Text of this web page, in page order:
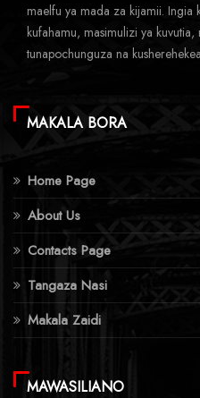
maelfu ya mada za kijamii. Ingia
kufahamu, masimulizi ya
tunapochunguza na
MAKALA BORA
Home Page
About Us
Contacts Page
Tangaza Nasi
Makala Zaidi
MAWASILIANO